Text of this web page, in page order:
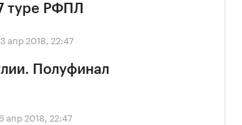
туре РФПЛ
апр 2018, 22:47
Полуфинал
апр 2018, 22:47